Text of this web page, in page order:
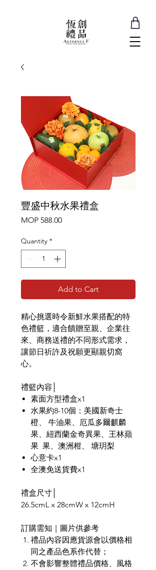
豐盛中秋水果禮盒
MOP 588.00Price
Quantity *
Add to Cart
精心挑選時令新鮮水果搭配的特
色禮籃，適合饋贈至親、企業往
來、商務送禮的不同形式需求，
讓節日祈許及祝願更顯親切窩
心。
禮籃內容│
素面方型禮盒x1
水果約8-10個：美國新奇士
橙、 牛油果、厄瓜多爾麒麟
果、紐西蘭金奇異果、王林蘋
果 果、澳洲柑、 塘玥梨
心意卡x1
全澳免送貨費x1
禮盒尺寸│
26.5cmL x 28cmW x 12cmH
訂購需知｜圖片供參考
禮品內容因應貨源會以價格相
同之產品色系作代替；
不會影響整體禮品價格、風格